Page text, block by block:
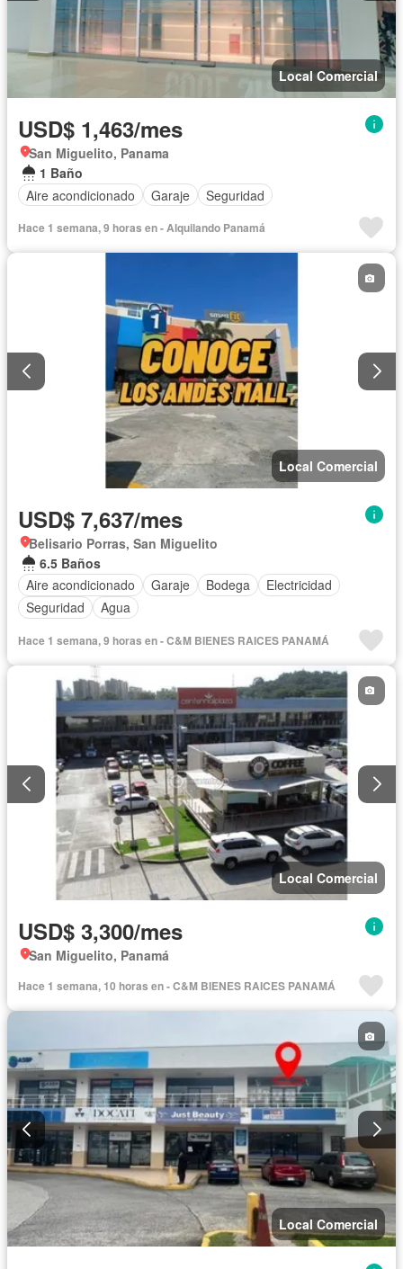
Local Comercial
USD$ 1,463/mes
San Miguelito, Panama
1 Baño
Aire acondicionado
Garaje Seguridad
Hace 1 semana, 9 horas en - Alquilando Panamá
Local Comercial
USD$ 7,637/mes
Belisario Porras, San Miguelito
6.5 Baños
Aire acondicionado
Garaje Bodega
Electricidad
Seguridad
Agua
Hace 1 semana, 9 horas en - C&M BIENES RAICES PANAMÁ
Local Comercial
USD$ 3,300/mes
San Miguelito, Panamá
Hace 1 semana, 10 horas en - C&M BIENES RAICES PANAMÁ
Local Comercial